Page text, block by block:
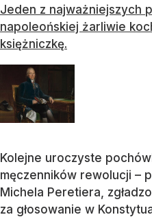
Jeden z najważniejszych
napoleońskiej żarliwie
księżniczkę.
Kolejne uroczyste
męczenników rewolucji –
Michela Peretiera,
za głosowanie w